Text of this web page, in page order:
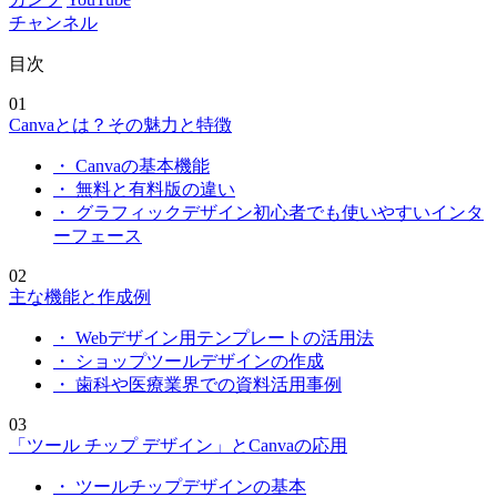
チャンネル
目次
01
Canvaとは？その魅力と特徴
・ Canvaの基本機能
・ 無料と有料版の違い
・ グラフィックデザイン初心者でも使いやすいインタ
ーフェース
02
主な機能と作成例
・ Webデザイン用テンプレートの活用法
・ ショップツールデザインの作成
・ 歯科や医療業界での資料活用事例
03
「ツール チップ デザイン」とCanvaの応用
・ ツールチップデザインの基本